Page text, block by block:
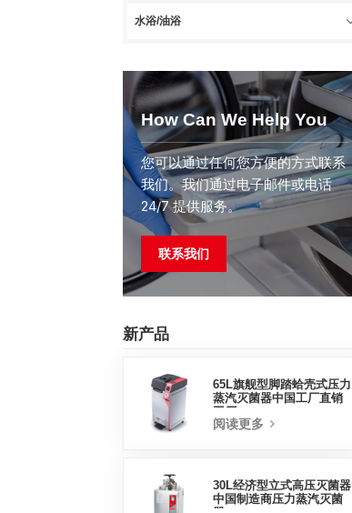
水浴/油浴
How Can We Help You
您可以通过任何您方便的方式联系
我们。我们通过电子邮件或电话
24/7 提供服务。
联系我们
新产品
65L旗舰型脚踏蛤壳式压力
蒸汽灭菌器中国工厂直销
阅读更多
30L经济型立式高压灭菌器
中国制造商压力蒸汽灭菌